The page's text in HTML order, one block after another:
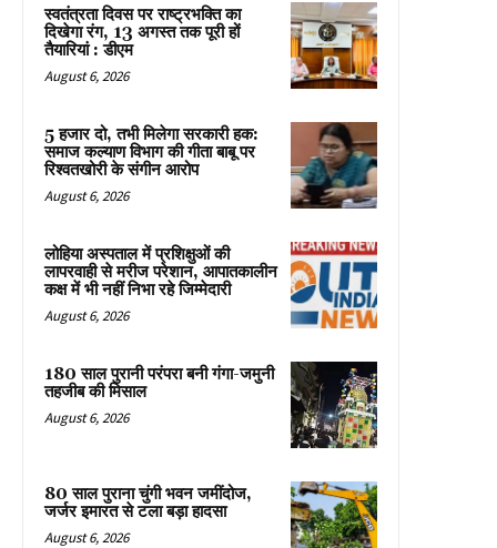
स्वतंत्रता दिवस पर राष्ट्रभक्ति का
दिखेगा रंग, 13 अगस्त तक पूरी हों
तैयारियां : डीएम
August 6, 2026
5 हजार दो, तभी मिलेगा सरकारी हक:
समाज कल्याण विभाग की गीता बाबू पर
रिश्वतखोरी के संगीन आरोप
August 6, 2026
लोहिया अस्पताल में प्रशिक्षुओं की
लापरवाही से मरीज परेशान, आपातकालीन
कक्ष में भी नहीं निभा रहे जिम्मेदारी
August 6, 2026
180 साल पुरानी परंपरा बनी गंगा-जमुनी
तहजीब की मिसाल
August 6, 2026
80 साल पुराना चुंगी भवन जमींदोज,
जर्जर इमारत से टला बड़ा हादसा
August 6, 2026